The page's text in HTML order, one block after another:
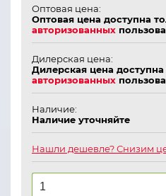
Оптовая цена:
Оптовая цена доступна
авторизованных
Дилерская цена:
Дилерская цена
авторизованных
Наличие:
Наличие уточняйте
Нашли дешевле? Снизим